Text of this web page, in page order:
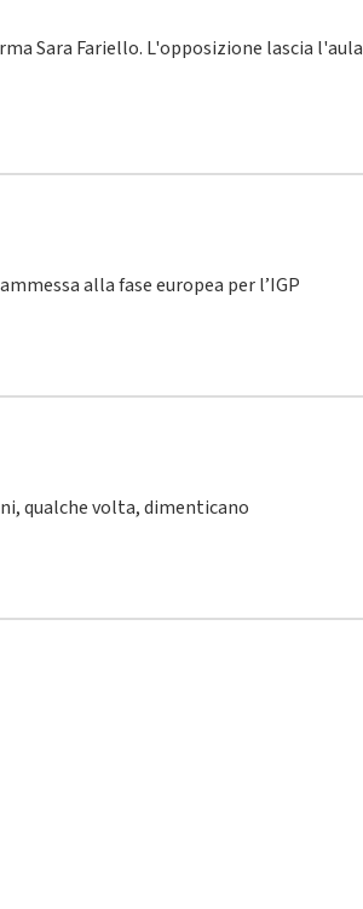
Sara Fariello. L'opposizione lascia l'aula
alla fase europea per l’IGP
qualche volta, dimenticano